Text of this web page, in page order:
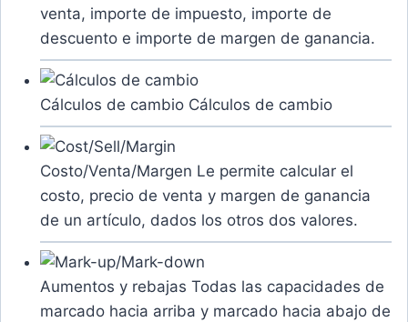
venta, importe de impuesto, importe de
descuento e importe de margen de ganancia.
Cálculos de cambio Cálculos de cambio
Costo/Venta/Margen Le permite calcular el
costo, precio de venta y margen de ganancia
de un artículo, dados los otros dos valores.
Aumentos y rebajas Todas las capacidades de
marcado hacia arriba y marcado hacia abajo de